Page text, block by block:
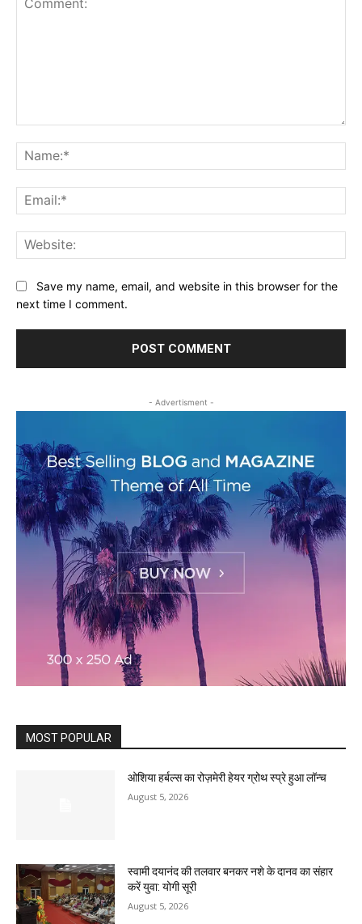
Save my name, email, and website in this browser for the
next time I comment.
- Advertisment -
MOST POPULAR
ओशिया हर्बल्स का रोज़मेरी हेयर ग्रोथ स्प्रे हुआ लॉन्च
August 5, 2026
स्वामी दयानंद की तलवार बनकर नशे के दानव का संहार
करें युवा: योगी सूरी
August 5, 2026